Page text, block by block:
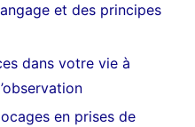
et des principes
dans votre vie à
en prises de